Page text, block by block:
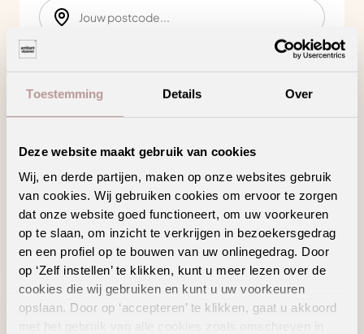
Toestemming Details Over
Deze website maakt gebruik van cookies
Wij, en derde partijen, maken op onze websites gebruik
van cookies. Wij gebruiken cookies om ervoor te zorgen
dat onze website goed functioneert, om uw voorkeuren
op te slaan, om inzicht te verkrijgen in bezoekersgedrag
en een profiel op te bouwen van uw onlinegedrag. Door
op ‘Zelf instellen’ te klikken, kunt u meer lezen over de
cookies die wij gebruiken en kunt u uw voorkeuren
opslaan. Door op ‘accepteren’ te klikken, gaat u akkoord
Product kenmerken
Ontworpen om perfect aan te sluiten op jouw
vloer
Zelfklevend